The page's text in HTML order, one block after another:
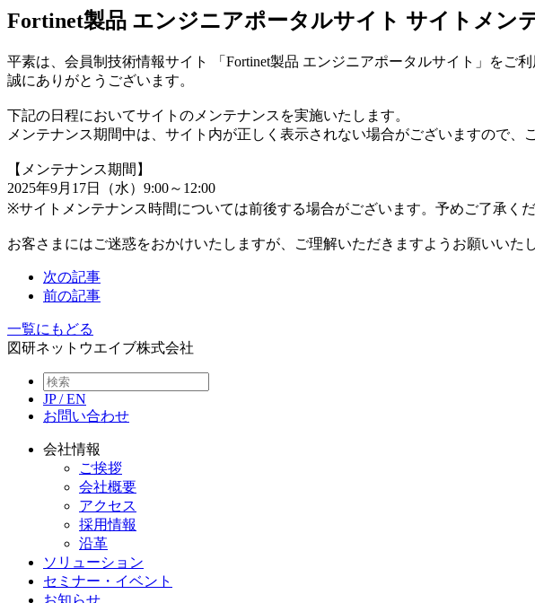
Fortinet製品 エンジニアポータルサイト サイトメン
平素は、会員制技術情報サイト 「Fortinet製品 エンジニアポータルサイト」をご利
誠にありがとうございます。
下記の日程においてサイトのメンテナンスを実施いたします。
メンテナンス期間中は、サイト内が正しく表示されない場合がございますので、
【メンテナンス期間】
2025年9月17日（水）9:00～12:00
※サイトメンテナンス時間については前後する場合がございます。予めご了承くだ
お客さまにはご迷惑をおかけいたしますが、ご理解いただきますようお願いいたし
次の記事
前の記事
一覧にもどる
図研ネットウエイブ株式会社
JP/EN
お問い合わせ
会社情報
ご挨拶
会社概要
アクセス
採用情報
沿革
ソリューション
セミナー・イベント
お知らせ